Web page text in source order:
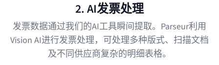
2. AI发票处理
发票数据通过我们的AI工具瞬间提取。Parseur利用
Vision AI进行发票处理，可处理多种版式、扫描文档
及不同供应商复杂的明细表格。